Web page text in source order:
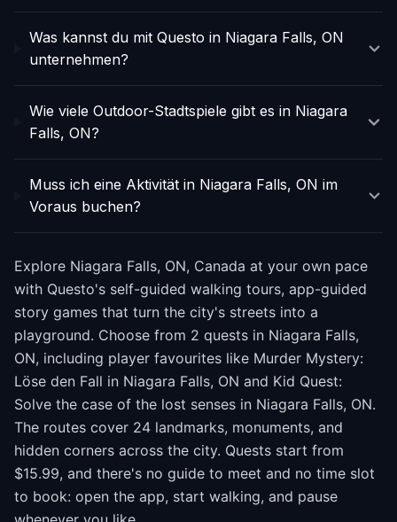
Was kannst du mit Questo in Niagara Falls, ON
unternehmen?
Wie viele Outdoor-Stadtspiele gibt es in Niagara
Falls, ON?
Muss ich eine Aktivität in Niagara Falls, ON im
Voraus buchen?
Explore Niagara Falls, ON, Canada at your own pace
with Questo's self-guided walking tours, app-guided
story games that turn the city's streets into a
playground. Choose from 2 quests in Niagara Falls,
ON, including player favourites like Murder Mystery:
Löse den Fall in Niagara Falls, ON and Kid Quest:
Solve the case of the lost senses in Niagara Falls, ON.
The routes cover 24 landmarks, monuments, and
hidden corners across the city. Quests start from
$15.99, and there's no guide to meet and no time slot
to book: open the app, start walking, and pause